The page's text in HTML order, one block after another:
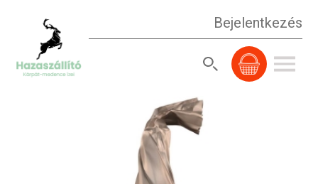
Bejelentkezés